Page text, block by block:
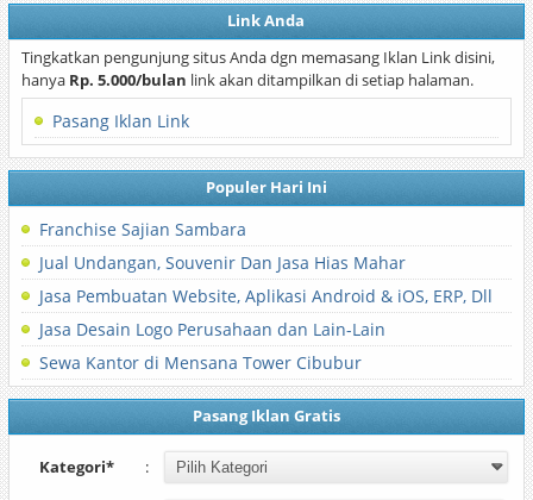
Link Anda
Tingkatkan pengunjung situs Anda dgn memasang Iklan Link disini,
hanya Rp. 5.000/bulan link akan ditampilkan di setiap halaman.
Pasang Iklan Link
Populer Hari Ini
Franchise Sajian Sambara
Jual Undangan, Souvenir Dan Jasa Hias Mahar
Jasa Pembuatan Website, Aplikasi Android & iOS, ERP, Dll
Jasa Desain Logo Perusahaan dan Lain-Lain
Sewa Kantor di Mensana Tower Cibubur
Pasang Iklan Gratis
Kategori* :